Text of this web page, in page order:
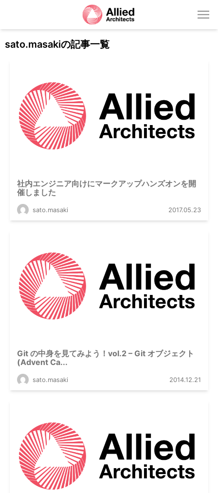
sato.masakiの記事一覧
社内エンジニア向けにマークアップハンズオンを開
催しました
sato.masaki 2017.05.23
Git の中身を見てみよう！vol.2 – Git オブジェクト
(Advent Ca...
sato.masaki 2014.12.21